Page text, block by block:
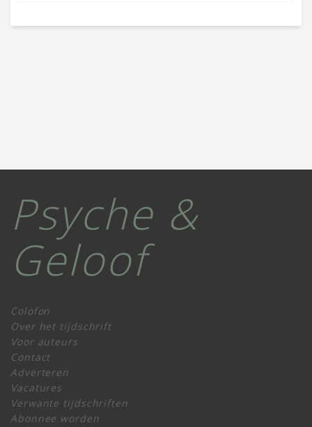
Psyche &
Geloof
Colofon
Over het tijdschrift
Voor auteurs
Contact
Adverteren
Vacatures
Verwante tijdschriften
Abonnee worden